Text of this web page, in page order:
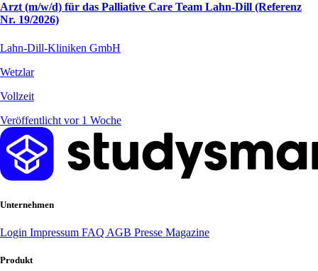
Arzt (m/w/d) für das Palliative Care Team Lahn-Dill (Referenz
Nr. 19/2026)
Lahn-Dill-Kliniken GmbH
Wetzlar
Vollzeit
Veröffentlicht vor 1 Woche
Unternehmen
Login Impressum FAQ AGB Presse Magazine
Produkt